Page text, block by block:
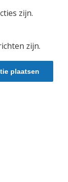
zijn.
zijn.